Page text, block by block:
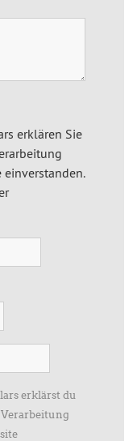
erklären Sie
einverstanden.
erklärst du